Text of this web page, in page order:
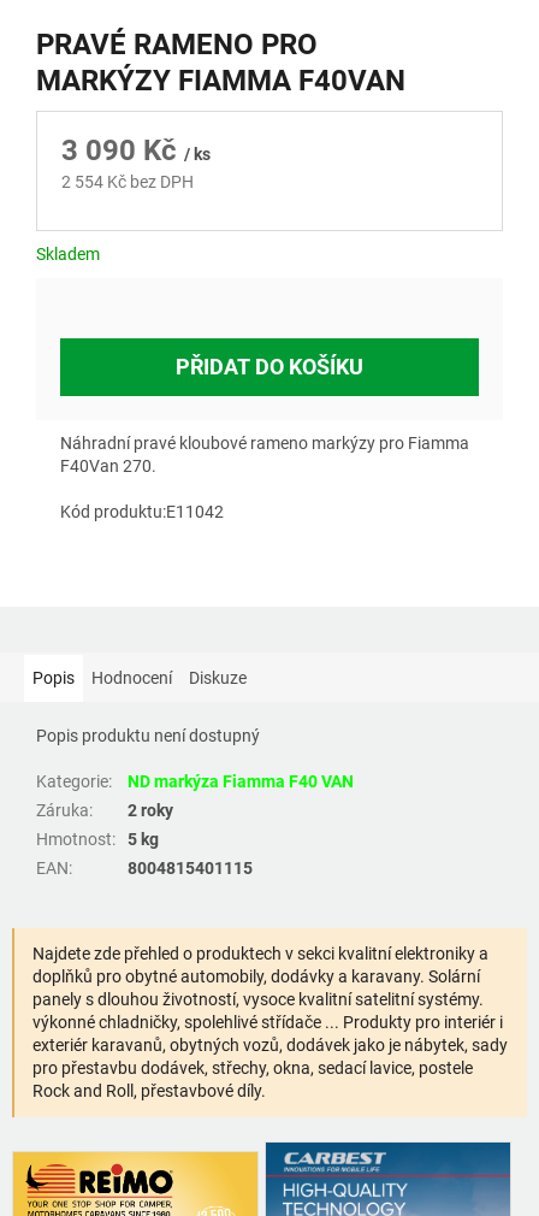
PRAVÉ RAMENO PRO
MARKÝZY FIAMMA F40VAN
3 090 Kč / ks
2 554 Kč bez DPH
Skladem
PŘIDAT DO KOŠÍKU
Náhradní pravé kloubové rameno markýzy pro Fiamma
F40Van 270.
Kód produktu:E11042
Popis Hodnocení Diskuze
Popis produktu není dostupný
Kategorie:
ND markýza Fiamma F40 VAN
Záruka:
2 roky
Hmotnost:
5 kg
EAN: 8004815401115
Najdete zde přehled o produktech v sekci kvalitní elektroniky a
doplňků pro obytné automobily, dodávky a karavany. Solární
panely s dlouhou životností, vysoce kvalitní satelitní systémy.
výkonné chladničky, spolehlivé střídače ... Produkty pro interiér i
exteriér karavanů, obytných vozů, dodávek jako je nábytek, sady
pro přestavbu dodávek, střechy, okna, sedací lavice, postele
Rock and Roll, přestavbové díly.